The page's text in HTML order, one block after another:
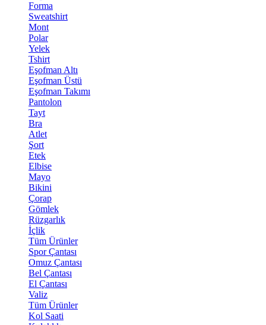
Forma
Sweatshirt
Mont
Polar
Yelek
Tshirt
Eşofman Altı
Eşofman Üstü
Eşofman Takımı
Pantolon
Tayt
Bra
Atlet
Şort
Etek
Elbise
Mayo
Bikini
Çorap
Gömlek
Rüzgarlık
İçlik
Tüm Ürünler
Spor Çantası
Omuz Çantası
Bel Çantası
El Çantası
Valiz
Tüm Ürünler
Kol Saati